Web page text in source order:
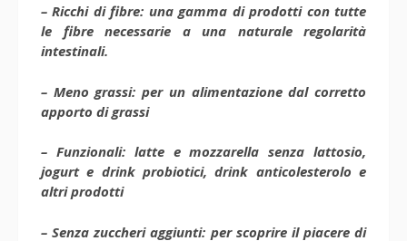
– Ricchi di fibre: una gamma di prodotti con tutte
le fibre necessarie a una naturale regolarità
intestinali.
– Meno grassi: per un alimentazione dal corretto
apporto di grassi
– Funzionali: latte e mozzarella senza lattosio,
jogurt e drink probiotici, drink anticolesterolo e
altri prodotti
– Senza zuccheri aggiunti: per scoprire il piacere di